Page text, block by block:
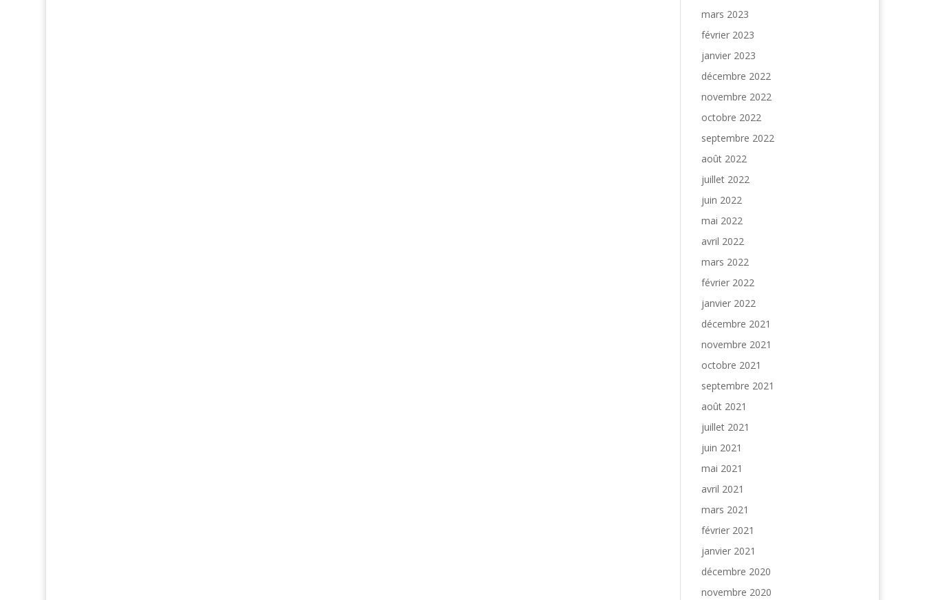
mars 2023
février 2023
janvier 2023
décembre 2022
novembre 2022
octobre 2022
septembre 2022
août 2022
juillet 2022
juin 2022
mai 2022
avril 2022
mars 2022
février 2022
janvier 2022
décembre 2021
novembre 2021
octobre 2021
septembre 2021
août 2021
juillet 2021
juin 2021
mai 2021
avril 2021
mars 2021
février 2021
janvier 2021
décembre 2020
novembre 2020